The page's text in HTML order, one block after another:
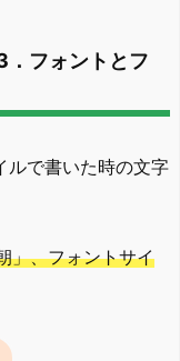
フォントとフ
ルで書いた時の文字
」、フォントサイ